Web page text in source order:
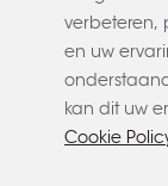
verbeteren,
en uw
kan dit uw
Cookie